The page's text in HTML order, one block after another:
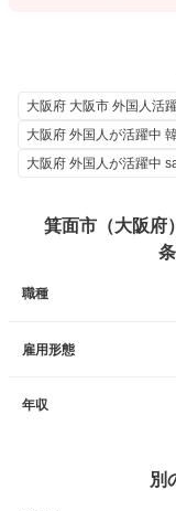
大阪府 大阪市 外国人活
大阪府 外国人が活躍中
大阪府 外国人が活躍中
箕面市（大阪府
職種
雇用形態
年収
別